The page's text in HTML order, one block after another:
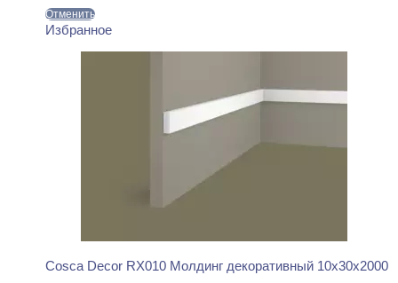
Отменить
Избранное
Cosca Decor RX010 Молдинг декоративный 10x30x2000